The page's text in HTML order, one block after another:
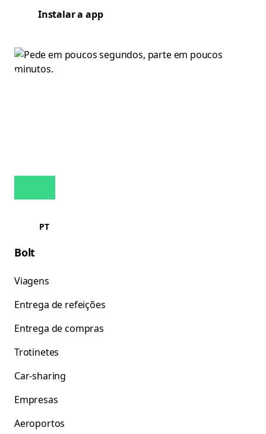
Instalar a app
PT
Bolt
Viagens
Entrega de refeições
Entrega de compras
Trotinetes
Car-sharing
Empresas
Aeroportos